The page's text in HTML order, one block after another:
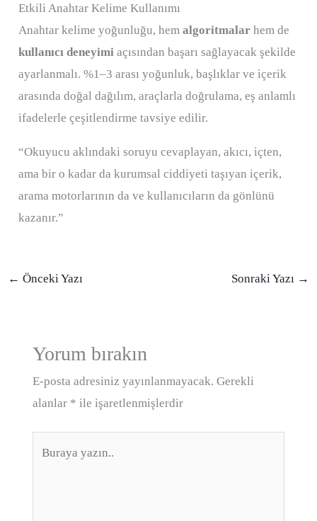
Etkili Anahtar Kelime Kullanımı
Anahtar kelime yoğunluğu, hemalgoritmalar hem de
kullanıcı deneyimi açısından başarı sağlayacak şekilde
ayarlanmalı. %1–3 arası yoğunluk, başlıklar ve içerik
arasında doğal dağılım, araçlarla doğrulama, eş anlamlı
ifadelerle çeşitlendirme tavsiye edilir.
“Okuyucu aklındaki soruyu cevaplayan, akıcı, içten,
ama bir o kadar da kurumsal ciddiyeti taşıyan içerik,
arama motorlarının da ve kullanıcıların da gönlünü
kazanır.”
← Önceki Yazı Sonraki Yazı →
Yorum bırakın
E-posta adresiniz yayınlanmayacak. Gerekli
alanlar * ile işaretlenmişlerdir